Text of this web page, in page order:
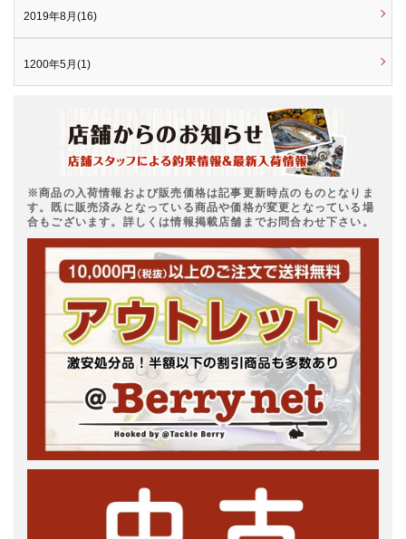
2019年8月(16)
1200年5月(1)
※商品の入荷情報および販売価格は記事更新時点のものとなりま
す。既に販売済みとなっている商品や価格が変更となっている場
合もございます。詳しくは情報掲載店舗までお問合わせ下さい。